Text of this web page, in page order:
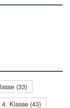
(33)
4. Klasse (43)